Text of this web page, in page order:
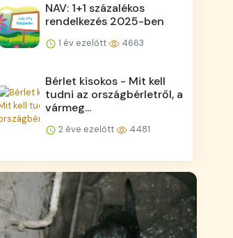
NAV: 1+1 százalékos
rendelkezés 2025-ben
1 év ezelőtt 4663
Bérlet kisokos - Mit kell
tudni az országbérletről, a
vármeg...
2 éve ezelőtt 4481